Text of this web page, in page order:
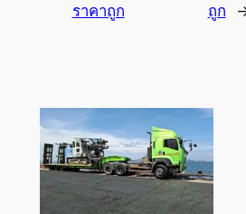
ราคาถูก
ถูก